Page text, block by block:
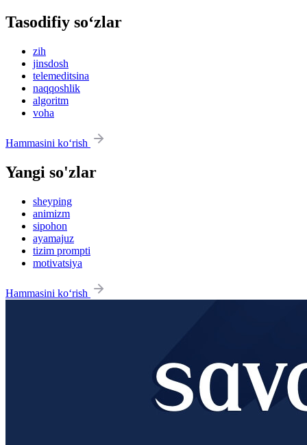
Tasodifiy so‘zlar
zih
jinsdosh
telemeditsina
naqqoshlik
algoritm
voha
Hammasini ko‘rish
Yangi so'zlar
sheyping
animizm
sipohon
ayamajuz
tizim prompti
motivatsiya
Hammasini ko‘rish